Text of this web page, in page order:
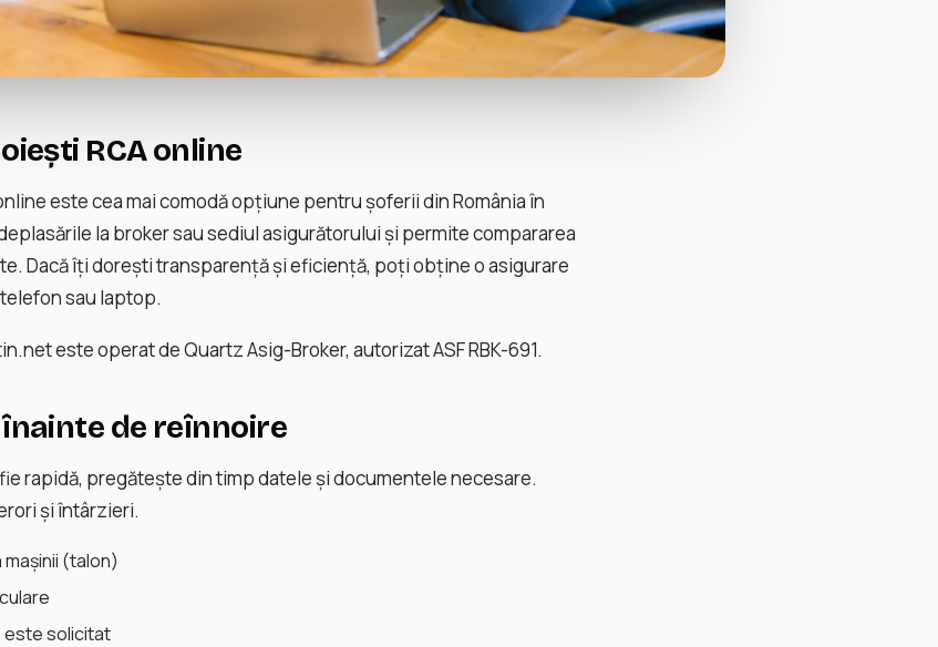
RCA online
este cea mai comodă opțiune pentru șoferii din România în
la broker sau sediul asigurătorului și permite compararea
Dacă îți dorești transparență și eficiență, poți obține o asigurare
sau laptop.
este operat de Quartz Asig-Broker, autorizat ASF RBK-691.
de reînnoire
rapidă, pregătește din timp datele și documentele necesare.
și întârzieri.
(talon)
este solicitat